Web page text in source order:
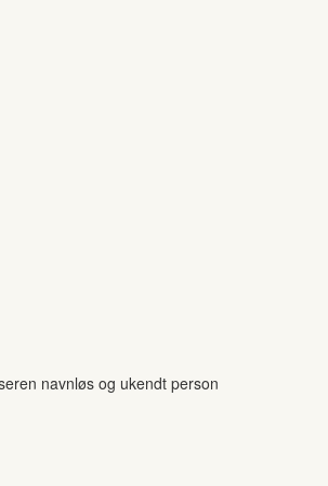
navnløs og ukendt person